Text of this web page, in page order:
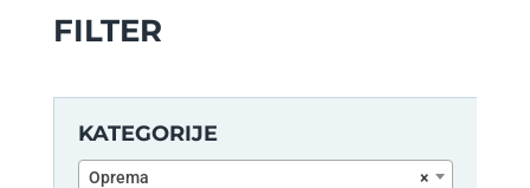
FILTER
KATEGORIJE
×
Oprema